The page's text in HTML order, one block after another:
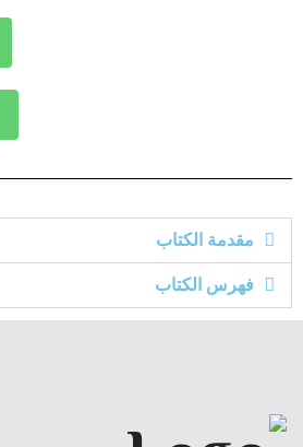
مقدمة الكتاب
فهرس الكتاب